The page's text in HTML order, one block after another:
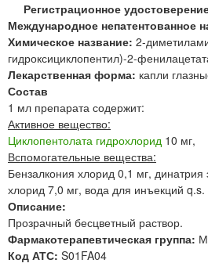
Регистрационное
Международное непатентованное
Химическое название: 2-
гидроксициклопентил)-2-
Лекарственная форма: капли
Состав
1 мл препарата содержит:
Активное вещество:
Циклопентолата гидрохлорид 10 мг,
Вспомогательные вещества:
Бензалкония хлорид 0,1 мг, динатрия
хлорид 7,0 мг, вода для инъекций q.s.
Описание:
Прозрачный бесцветный раствор.
Фармакотерапевтическая группа:
Код АТС: S01FA04